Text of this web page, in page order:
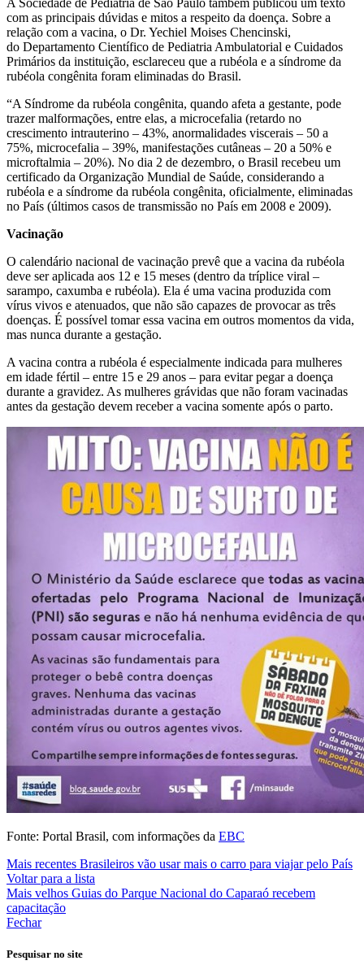
com as principais dúvidas e mitos a respeito da doença. Sobre a
relação com a vacina, o Dr. Yechiel Moises Chencinski,
do Departamento Científico de Pediatria Ambulatorial e Cuidados
Primários da instituição, esclareceu que a rubéola e a síndrome da
rubéola congênita foram eliminadas do Brasil.
“A Síndrome da rubéola congênita, quando afeta a gestante, pode
trazer malformações, entre elas, a microcefalia (retardo no
crescimento intrauterino – 43%, anormalidades viscerais – 50 a
75%, microcefalia – 39%, manifestações cutâneas – 20 a 50% e
microftalmia – 20%). No dia 2 de dezembro, o Brasil recebeu um
certificado da Organização Mundial de Saúde, considerando a
rubéola e a síndrome da rubéola congênita, oficialmente, eliminadas
no País (últimos casos de transmissão no País em 2008 e 2009).
Vacinação
O calendário nacional de vacinação prevê que a vacina da rubéola
deve ser aplicada aos 12 e 15 meses (dentro da tríplice viral –
sarampo, caxumba e rubéola). Ela é uma vacina produzida com
vírus vivos e atenuados, que não são capazes de provocar as três
doenças. É possível tomar essa vacina em outros momentos da vida,
mas nunca durante a gestação.
A vacina contra a rubéola é especialmente indicada para mulheres
em idade fértil – entre 15 e 29 anos – para evitar pegar a doença
durante a gravidez. As mulheres grávidas que não foram vacinadas
antes da gestação devem receber a vacina somente após o parto.
Fonte: Portal Brasil, com informações da EBC
Mais recentes Brasileiros vão usar mais o carro para viajar pelo País
Voltar para a lista
Mais velhos Guias do Parque Nacional do Caparaó recebem
capacitação
Fechar
Pesquisar no site